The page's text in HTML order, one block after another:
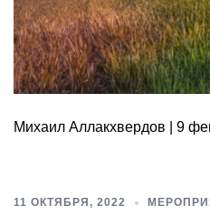
Михаил Аллакхвердов | 9
11 ОКТЯБРЯ, 2022